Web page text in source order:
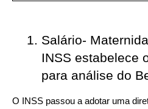
Salário-
INSS estabelece
para análise do
O INSS passou a adotar uma